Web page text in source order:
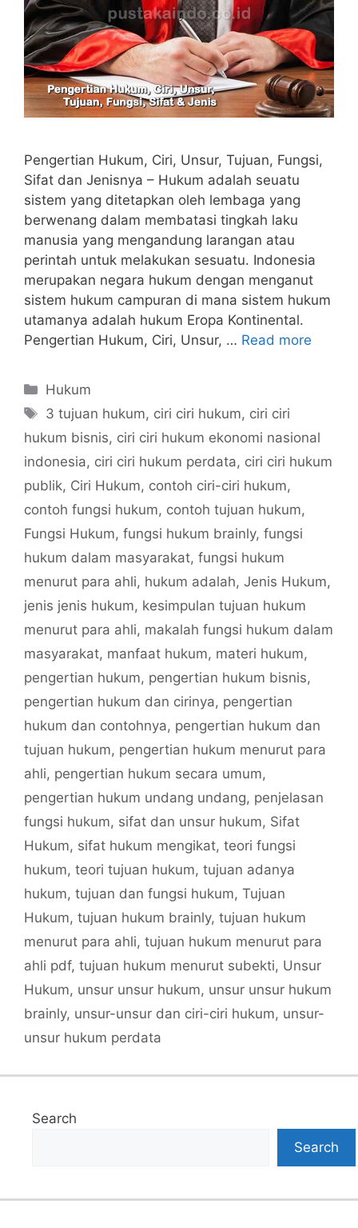
Pengertian Hukum, Ciri, Unsur, Tujuan, Fungsi,
Sifat dan Jenisnya – Hukum adalah seuatu
sistem yang ditetapkan oleh lembaga yang
berwenang dalam membatasi tingkah laku
manusia yang mengandung larangan atau
perintah untuk melakukan sesuatu. Indonesia
merupakan negara hukum dengan menganut
sistem hukum campuran di mana sistem hukum
utamanya adalah hukum Eropa Kontinental.
Pengertian Hukum, Ciri, Unsur, … Read more
Categories
Hukum
Tags
3 tujuan hukum, ciri ciri hukum, ciri ciri
hukum bisnis, ciri ciri hukum ekonomi nasional
indonesia, ciri ciri hukum perdata, ciri ciri hukum
publik, Ciri Hukum, contoh ciri-ciri hukum,
contoh fungsi hukum, contoh tujuan hukum,
Fungsi Hukum, fungsi hukum brainly, fungsi
hukum dalam masyarakat, fungsi hukum
menurut para ahli, hukum adalah, Jenis Hukum,
jenis jenis hukum, kesimpulan tujuan hukum
menurut para ahli, makalah fungsi hukum dalam
masyarakat, manfaat hukum, materi hukum,
pengertian hukum, pengertian hukum bisnis,
pengertian hukum dan cirinya, pengertian
hukum dan contohnya, pengertian hukum dan
tujuan hukum, pengertian hukum menurut para
ahli, pengertian hukum secara umum,
pengertian hukum undang undang, penjelasan
fungsi hukum, sifat dan unsur hukum, Sifat
Hukum, sifat hukum mengikat, teori fungsi
hukum, teori tujuan hukum, tujuan adanya
hukum, tujuan dan fungsi hukum, Tujuan
Hukum, tujuan hukum brainly, tujuan hukum
menurut para ahli, tujuan hukum menurut para
ahli pdf, tujuan hukum menurut subekti, Unsur
Hukum, unsur unsur hukum, unsur unsur hukum
brainly, unsur-unsur dan ciri-ciri hukum, unsur-
unsur hukum perdata
Search
Search